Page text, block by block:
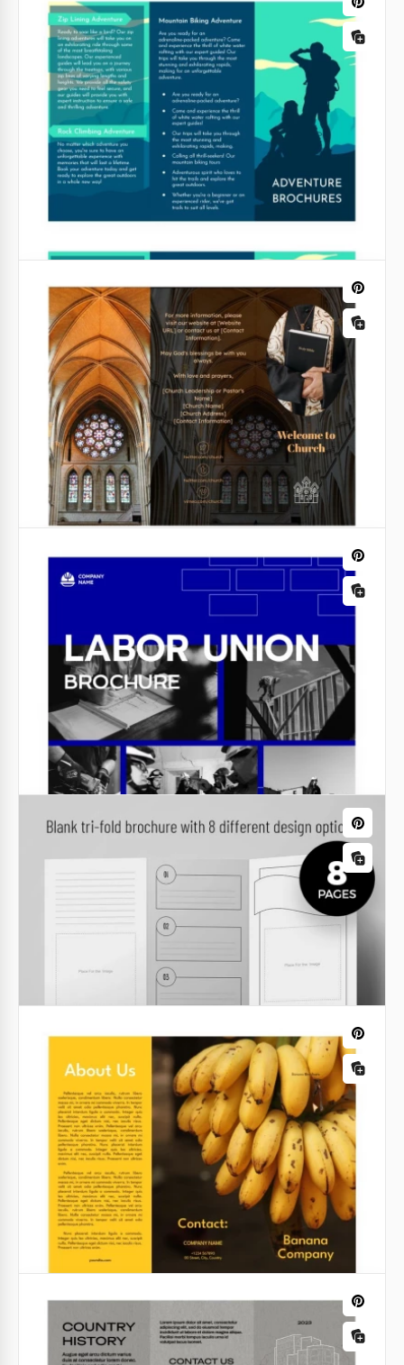
Folheto de Evento Trifólio Marrom
Você quer que o maior número possível de pessoas
venha ao seu evento? Com nosso modelo de
Promoção de Eventos de Belos Folhetos, você
alcançará o resultado desejado.
Brochura do sindicato trabalhista.
Este design de folheto versátil e contemporâneo do
Sindicato de Trabalho é uma ótima opção para suas
necessidades de promoção.
Google Docs
Folheto de Viagem Ilustrado
Você quer divulgar seu parque, área de lazer, bar ou
agência de viagens? Este design de folhetos de
viagem bonito, versátil e adaptável vai te ajudar a
fazer o trabalho.
Google Slides
Folheto Tríptico da Igreja Modesta
Dê um passo para o reino da elegância e solenidade
com nosso modelo de folheto Igreja Dark para o
Google Slides.